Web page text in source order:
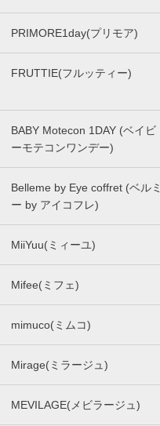
PRIMORE1day(プリモア)
FRUTTIE(フルッティー)
BABY Motecon 1DAY (ベイビ
ーモテコンワンデー)
Belleme by Eye coffret (ベルミ
ー by アイコフレ)
MiiYuu(ミィーユ)
Mifee(ミフェ)
mimuco(ミムコ)
Mirage(ミラージュ)
MEVILAGE(メビラージュ)